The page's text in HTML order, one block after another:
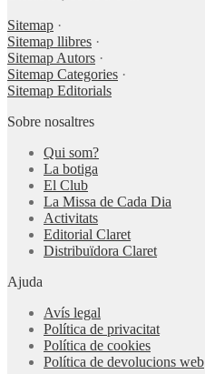
Sitemap ·
Sitemap llibres ·
Sitemap Autors ·
Sitemap Categories ·
Sitemap Editorials
Sobre nosaltres
Qui som?
La botiga
El Club
La Missa de Cada Dia
Activitats
Editorial Claret
Distribuïdora Claret
Ajuda
Avís legal
Política de privacitat
Política de cookies
Política de devolucions web